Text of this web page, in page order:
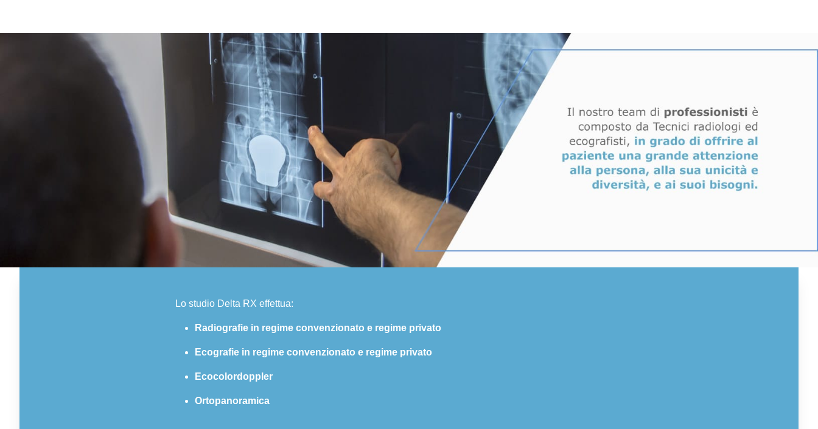
Lo studio Delta RX effettua:
Radiografie in regime convenzionato e regime privato
Ecografie in regime convenzionato e regime privato
Ecocolordoppler
Ortopanoramica